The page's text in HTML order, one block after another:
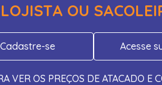
LOJISTA OU
Cadastre-se Acesse
VER OS PREÇOS DE ATACADO E